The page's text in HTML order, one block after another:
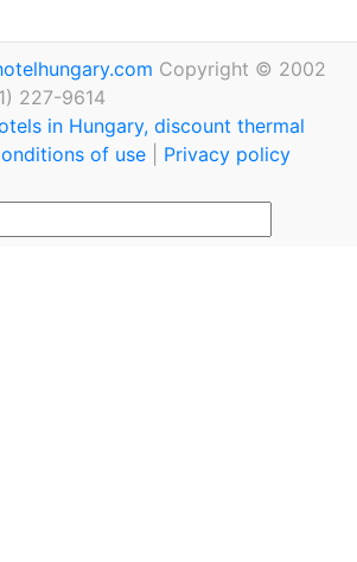
Copyright © 2002
227-9614
in Hungary, discount thermal
of use Privacy policy